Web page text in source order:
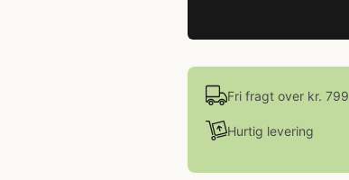
Fri fragt over kr. 799
Hurtig levering